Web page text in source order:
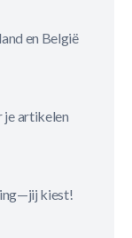
en België
je artikelen
kiest!